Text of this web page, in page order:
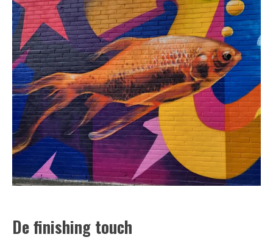
De finishing touch